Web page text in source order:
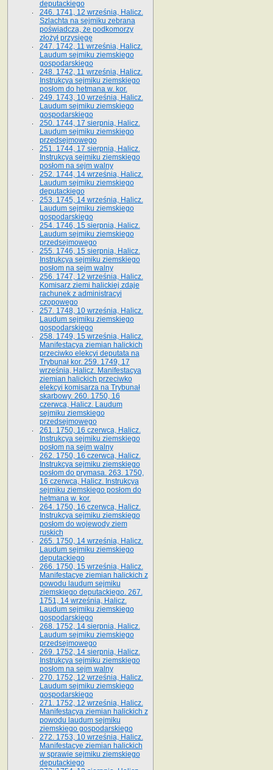
deputackiego
246. 1741, 12 września, Halicz.
Szlachta na sejmiku zebrana
poświadcza, że podkomorzy
złożył przysięgę
247. 1742, 11 września, Halicz.
Laudum sejmiku ziemskiego
gospodarskiego
248. 1742, 11 września, Halicz.
Instrukcya sejmiku ziemskiego
posłom do hetmana w. kor.
249. 1743, 10 września, Halicz.
Laudum sejmiku ziemskiego
gospodarskiego
250. 1744, 17 sierpnia, Halicz.
Laudum sejmiku ziemskiego
przedsejmowego
251. 1744, 17 sierpnia, Halicz.
Instrukcya sejmiku ziemskiego
posłom na sejm walny
252. 1744, 14 września, Halicz.
Laudum sejmiku ziemskiego
deputackiego
253. 1745, 14 września, Halicz.
Laudum sejmiku ziemskiego
gospodarskiego
254. 1746, 15 sierpnia, Halicz.
Laudum sejmiku ziemskiego
przedsejmowego
255. 1746, 15 sierpnia, Halicz.
Instrukcya sejmiku ziemskiego
posłom na sejm walny
256. 1747, 12 września, Halicz.
Komisarz ziemi halickiej zdaje
rachunek z administracyi
czopowego
257. 1748, 10 września, Halicz.
Laudum sejmiku ziemskiego
gospodarskiego
258. 1749, 15 września, Halicz.
Manifestacya ziemian halickich
przeciwko elekcyi deputata na
Trybunał kor. 259. 1749, 17
września, Halicz. Manifestacya
ziemian halickich przeciwko
elekcyi komisarza na Trybunał
skarbowy. 260. 1750, 16
czerwca, Halicz. Laudum
sejmiku ziemskiego
przedsejmowego
261. 1750, 16 czerwca, Halicz.
Instrukcya sejmiku ziemskiego
posłom na sejm walny
262. 1750, 16 czerwca, Halicz.
Instrukcya sejmiku ziemskiego
posłom do prymasa. 263. 1750,
16 czerwca, Halicz. Instrukcya
sejmiku ziemskiego posłom do
hetmana w. kor.
264. 1750, 16 czerwca, Halicz.
Instrukcya sejmiku ziemskiego
posłom do wojewody ziem
ruskich
265. 1750, 14 września, Halicz.
Laudum sejmiku ziemskiego
deputackiego
266. 1750, 15 września, Halicz.
Manifestacye ziemian halickich z
powodu laudum sejmiku
ziemskiego deputackiego. 267.
1751, 14 września, Halicz.
Laudum sejmiku ziemskiego
gospodarskiego
268. 1752, 14 sierpnia, Halicz.
Laudum sejmiku ziemskiego
przedsejmowego
269. 1752, 14 sierpnia, Halicz.
Instrukcya sejmiku ziemskiego
posłom na sejm walny
270. 1752, 12 września, Halicz.
Laudum sejmiku ziemskiego
gospodarskiego
271. 1752, 12 września, Halicz.
Manifestacya ziemian halickich z
powodu laudum sejmiku
ziemskiego gospodarskiego
272. 1753, 10 września, Halicz.
Manifestacye ziemian halickich
w sprawie sejmiku ziemskiego
deputackiego